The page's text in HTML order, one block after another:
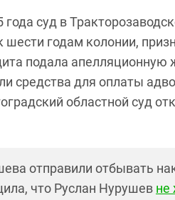
года суд в
годам колонии,
подала апелляционную
средства для оплаты
областной суд
отправили отбывать
что Руслан Нурушев не